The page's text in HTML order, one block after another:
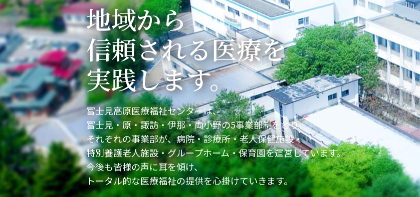
地域医療連携
医療相談
検査のご案内（連携医療機関向け）
人工透析のご案内
外来栄養指導のご案内
救急医療への取り組み
ご予約について
旧富士見高原療養所資料館のご案内
地域から
信頼される医療を
実践します。
富士見高原医療福祉センターは、
富士見・原・諏訪・伊那・両小野の5事業部制をとり、
それぞれの事業部が、病院・診療所・老人保健施設・
特別養護老人施設・グループホーム・保育園を運営しています。
今後も皆様の声に耳を傾け、
トータル的な医療福祉の提供を心掛けていきます。